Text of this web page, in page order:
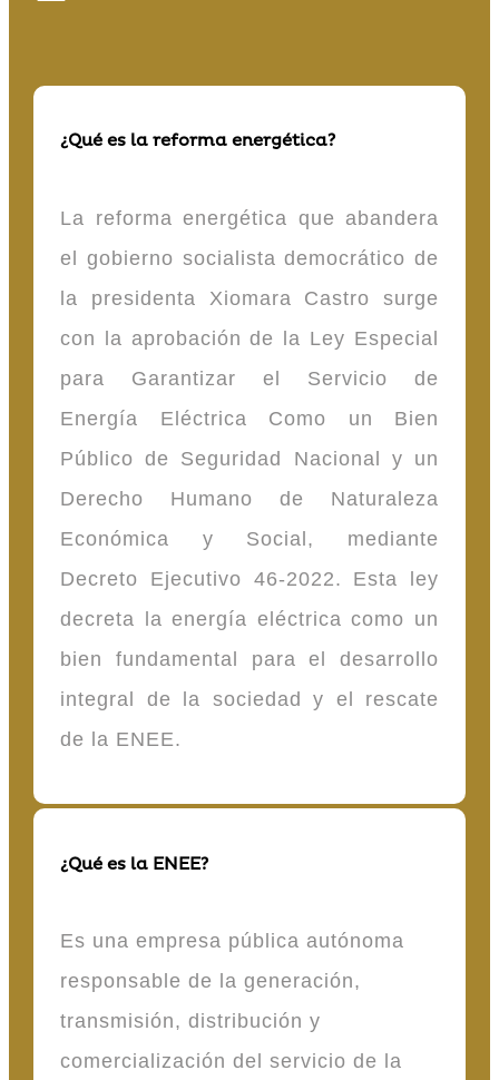
¿Qué es la reforma energética?
La reforma energética que abandera
el gobierno socialista democrático de
la presidenta Xiomara Castro surge
con la aprobación de la Ley Especial
para Garantizar el Servicio de
Energía Eléctrica Como un Bien
Público de Seguridad Nacional y un
Derecho Humano de Naturaleza
Económica y Social, mediante
Decreto Ejecutivo 46-2022. Esta ley
decreta la energía eléctrica como un
bien fundamental para el desarrollo
integral de la sociedad y el rescate
de la ENEE.
¿Qué es la ENEE?
Es una empresa pública autónoma
responsable de la generación,
transmisión, distribución y
comercialización del servicio de la